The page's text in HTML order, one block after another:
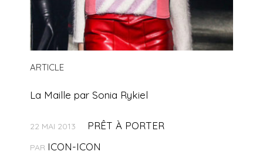
ARTICLE
La Maille par Sonia Rykiel
22 MAI 2013 PRÊT À PORTER
PAR ICON-ICON